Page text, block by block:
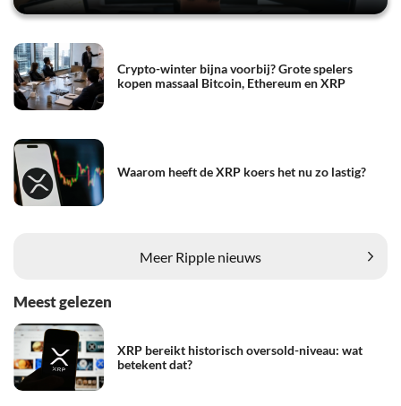
Crypto-winter bijna voorbij? Grote spelers
kopen massaal Bitcoin, Ethereum en XRP
Waarom heeft de XRP koers het nu zo lastig?
Meer Ripple nieuws
Meest gelezen
XRP bereikt historisch oversold-niveau: wat
betekent dat?